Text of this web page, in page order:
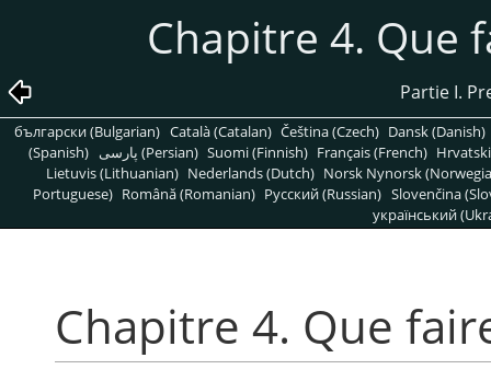
Chapitre 4. Que
Partie I.
български (Bulgarian) Català (Catalan) Čeština (Czech) Dansk (Danish)
(Spanish)
پارسی (Persian) Suomi (Finnish) Français (French)
Lietuvis (Lithuanian) Nederlands (Dutch) Norsk Nynorsk
Portuguese) Română (Romanian) Pусский (Russian) Slovenčina
український
Chapitre 4. Que